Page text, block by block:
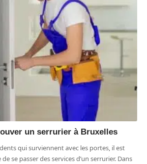
un serrurier à Bruxelles
qui surviennent avec les portes, il est
se passer des services d’un serrurier. Dans